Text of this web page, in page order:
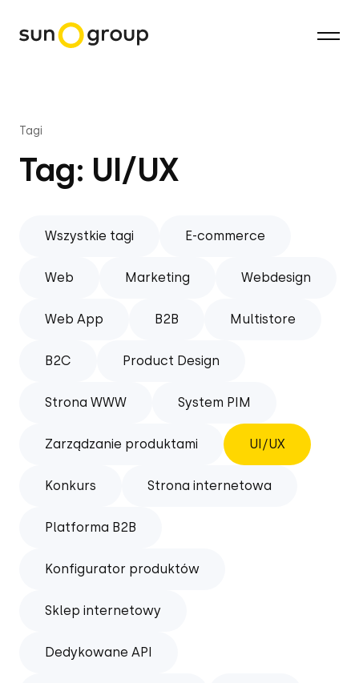
Tagi
Tag: UI/UX
Wszystkie tagi E-commerce
Web Marketing Webdesign
Web App B2B Multistore
B2C Product Design
Strona WWW System PIM
Zarządzanie produktami UI/UX
Konkurs Strona internetowa
Platforma B2B
Konfigurator produktów
Sklep internetowy
Dedykowane API